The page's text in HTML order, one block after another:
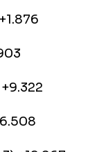
+1.022
Team)